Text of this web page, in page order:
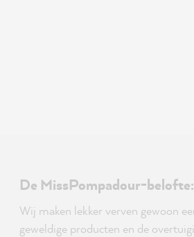
De MissPompadour-belofte:
Wij maken lekker verven gewoon
geweldige producten en de